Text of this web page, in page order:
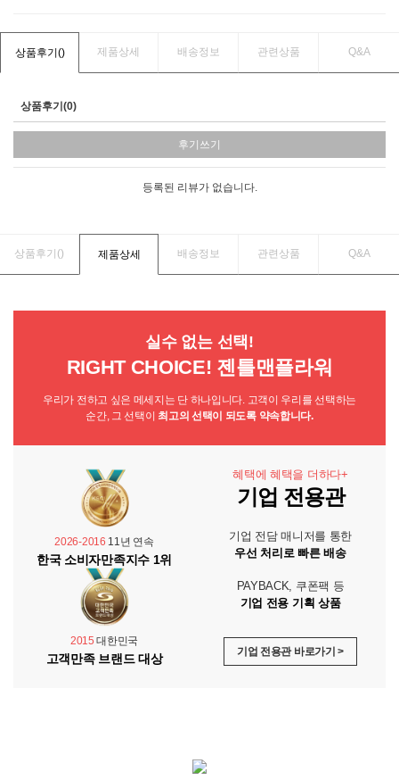
상품후기() 제품상세 배송정보 관련상품 Q&A
상품후기(0)
후기쓰기
등록된 리뷰가 없습니다.
상품후기() 제품상세 배송정보 관련상품 Q&A
실수 없는 선택!
RIGHT CHOICE! 젠틀맨플라워
우리가 전하고 싶은 메세지는 단 하나입니다. 고객이 우리를 선택하는
순간, 그 선택이 최고의 선택이 되도록 약속합니다.
2026-2016 11년 연속
한국 소비자만족지수 1위
2015 대한민국
고객만족 브랜드 대상
혜택에 혜택을 더하다+
기업 전용관
기업 전담 매니저를 통한
우선 처리로 빠른 배송
PAYBACK, 쿠폰팩 등
기업 전용 기획 상품
기업 전용관 바로가기 >